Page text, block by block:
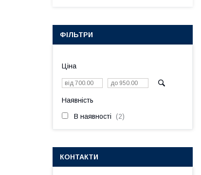
ФІЛЬТРИ
Ціна
Наявність
В наявності 2
КОНТАКТИ